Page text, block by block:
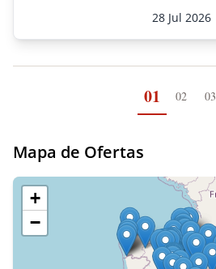
28 Jul 2026
01 02 03
Mapa de Ofertas
+
−